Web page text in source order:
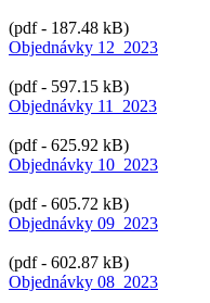
(pdf - 187.48 kB)
Objednávky 12_2023
(pdf - 597.15 kB)
Objednávky 11_2023
(pdf - 625.92 kB)
Objednávky 10_2023
(pdf - 605.72 kB)
Objednávky 09_2023
(pdf - 602.87 kB)
Objednávky 08_2023